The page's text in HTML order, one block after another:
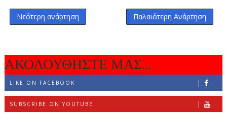
Νεότερη ανάρτηση Παλαιότερη Ανάρτηση
ΑΚΟΛΟΥΘΗΣΤΕ ΜΑΣ...
LIKE ON FACEBOOK
SUBSCRIBE ON YOUTUBE